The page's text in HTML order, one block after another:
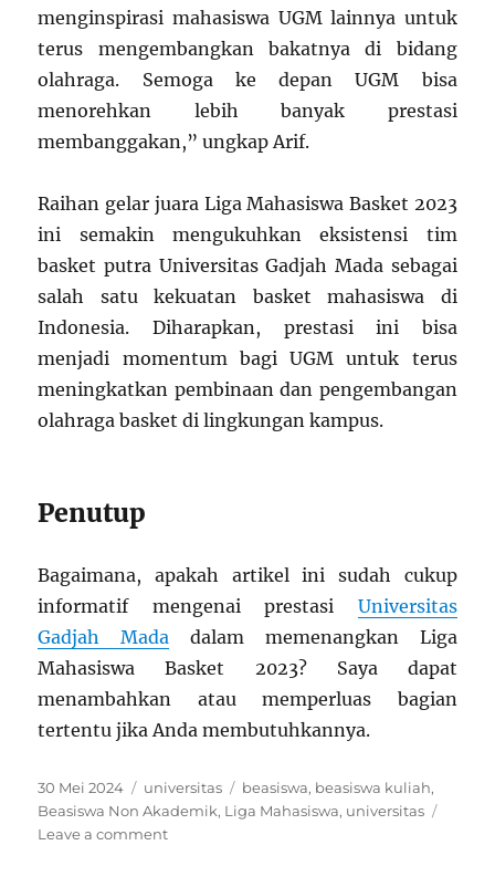
menginspirasi mahasiswa UGM lainnya untuk
terus mengembangkan bakatnya di bidang
olahraga. Semoga ke depan UGM bisa
menorehkan lebih banyak prestasi
membanggakan,” ungkap Arif.
Raihan gelar juara Liga Mahasiswa Basket 2023
ini semakin mengukuhkan eksistensi tim
basket putra Universitas Gadjah Mada sebagai
salah satu kekuatan basket mahasiswa di
Indonesia. Diharapkan, prestasi ini bisa
menjadi momentum bagi UGM untuk terus
meningkatkan pembinaan dan pengembangan
olahraga basket di lingkungan kampus.
Penutup
Bagaimana, apakah artikel ini sudah cukup
informatif mengenai prestasi Universitas
Gadjah Mada dalam memenangkan Liga
Mahasiswa Basket 2023? Saya dapat
menambahkan atau memperluas bagian
tertentu jika Anda membutuhkannya.
Posted
on
30 Mei 2024 Categories
universitas Tags
beasiswa, beasiswa kuliah,
Beasiswa Non Akademik, Liga Mahasiswa, universitas
Leave a commenton